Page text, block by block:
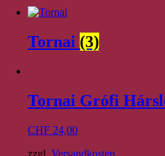
Tornai (3)
Tornai Grófi
CHF 24,00
zzgl. Versandkosten